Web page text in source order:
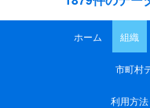
ホーム 組織
市町村
利用方